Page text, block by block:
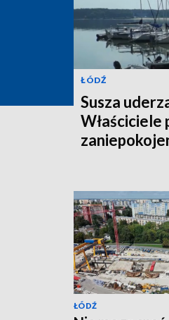
ŁÓDŹ
Susza
Właściciele
ŁÓDŹ